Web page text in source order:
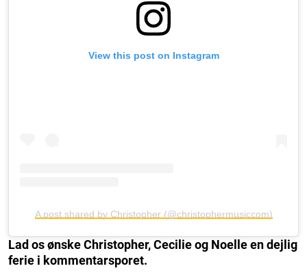
View this post on Instagram
A post shared by Christopher (@christophermusiccom)
Lad os ønske Christopher, Cecilie og Noelle en dejlig
ferie i kommentarsporet.